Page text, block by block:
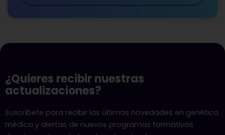
¿Quieres recibir nuestras
actualizaciones?
Suscríbete para recibir las últimas novedades en genética
médica y alertas de nuevos programas formativos